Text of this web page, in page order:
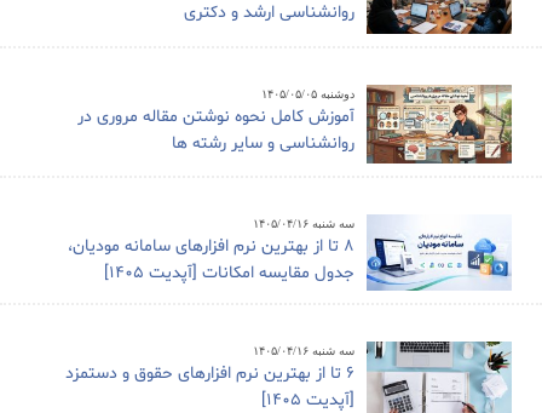
روانشناسی ارشد و دکتری
دوشنبه ۱۴۰۵/۰۵/۰۵
آموزش کامل نحوه نوشتن مقاله مروری در
روانشناسی و سایر رشته ها
سه شنبه ۱۴۰۵/۰۴/۱۶
8 تا از بهترین نرم افزارهای سامانه مودیان،
جدول مقایسه امکانات [آپدیت 1405]
سه شنبه ۱۴۰۵/۰۴/۱۶
6 تا از بهترین نرم افزارهای حقوق و دستمزد
[آپدیت 1405]